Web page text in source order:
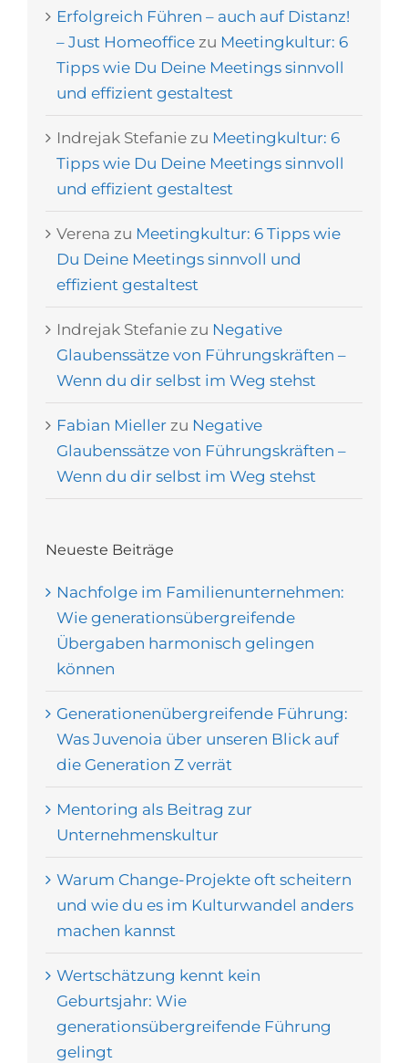
Erfolgreich Führen – auch auf Distanz!
– Just Homeoffice zu Meetingkultur: 6
Tipps wie Du Deine Meetings sinnvoll
und effizient gestaltest
Indrejak Stefanie zu Meetingkultur: 6
Tipps wie Du Deine Meetings sinnvoll
und effizient gestaltest
Verena zu Meetingkultur: 6 Tipps wie
Du Deine Meetings sinnvoll und
effizient gestaltest
Indrejak Stefanie zu Negative
Glaubenssätze von Führungskräften –
Wenn du dir selbst im Weg stehst
Fabian Mieller zu Negative
Glaubenssätze von Führungskräften –
Wenn du dir selbst im Weg stehst
Neueste Beiträge
Nachfolge im Familienunternehmen:
Wie generationsübergreifende
Übergaben harmonisch gelingen
können
Generationenübergreifende Führung:
Was Juvenoia über unseren Blick auf
die Generation Z verrät
Mentoring als Beitrag zur
Unternehmenskultur
Warum Change-Projekte oft scheitern
und wie du es im Kulturwandel anders
machen kannst
Wertschätzung kennt kein
Geburtsjahr: Wie
generationsübergreifende Führung
gelingt